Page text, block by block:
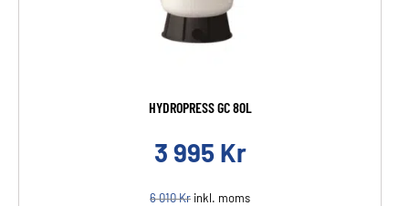
HYDROPRESS GC 80L
3 995 Kr
6 010Kr inkl. moms